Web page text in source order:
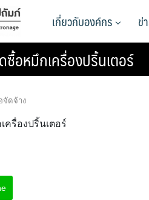
เกี่ยวกับองค์กร ข่
ซื้อหมึกเครื่องปริ้นเตอร์
จัดจ้าง
ครื่องปริ้นเตอร์